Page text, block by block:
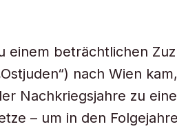
einem beträchtlichen
nach Wien kam,
Nachkriegsjahre zu
– um in den